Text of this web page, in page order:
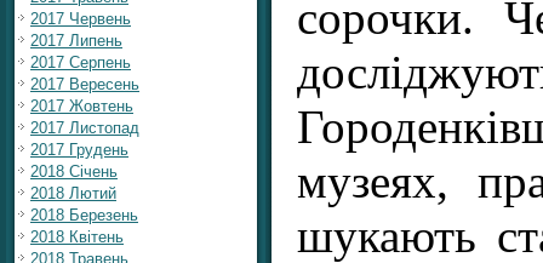
2017 Червень
2017 Липень
2017 Серпень
2017 Вересень
2017 Жовтень
2017 Листопад
2017 Грудень
2018 Січень
2018 Лютий
2018 Березень
2018 Квітень
2018 Травень
сорочки.
музеях,
шукають